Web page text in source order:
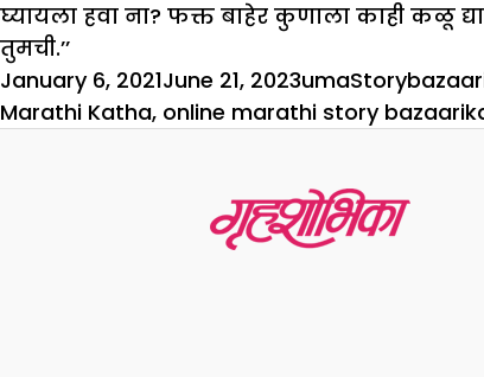
घ्यायला हवा ना? फक्त बाहेर कुणाला काही कळू
तुमची.’’
Posted
on
January 6, 2021June 21, 2023Author
umaCategories
StoryTags
Marathi Katha, online marathi story